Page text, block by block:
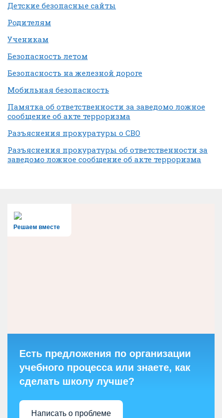
Детские безопасные сайты
Родителям
Ученикам
Безопасность летом
Безопасность на железной дороге
Мобильная безопасность
Памятка об ответственности за заведомо ложное
сообщение об акте терроризма
Разъяснения прокуратуры о СВО
Разъяснения прокуратуры об ответственности за
заведомо ложное сообщение об акте терроризма
Решаем вместе
Есть предложения по организации
учебного процесса или знаете, как
сделать школу лучше?
Написать о проблеме